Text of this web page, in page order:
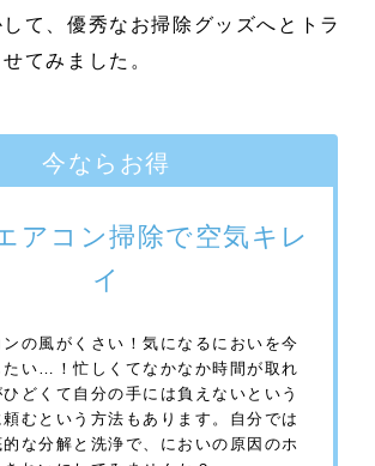
て、優秀なお掃除グッズへとトラ
てみました。
今ならお得
アコン掃除で空気キレ
イ
の風がくさい！気になるにおいを今
たい…！忙しくてなかなか時間が取れ
どくて自分の手には負えないという
むという方法もあります。自分では
な分解と洗浄で、においの原因のホ